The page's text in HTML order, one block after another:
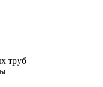
труб